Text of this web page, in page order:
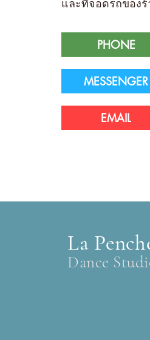
และที่จอดรถของ
PHONE
MESSENGER
EMAIL
La
Dance